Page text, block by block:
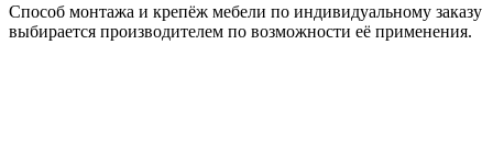
Способ монтажа и крепёж мебели по индивидуальному заказу
выбирается производителем по возможности её применения.